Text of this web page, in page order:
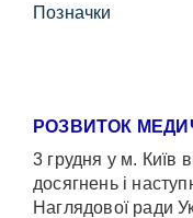
Позначки
РОЗВИТОК
3 грудня у м. Київ
досягнень і
Наглядової ради